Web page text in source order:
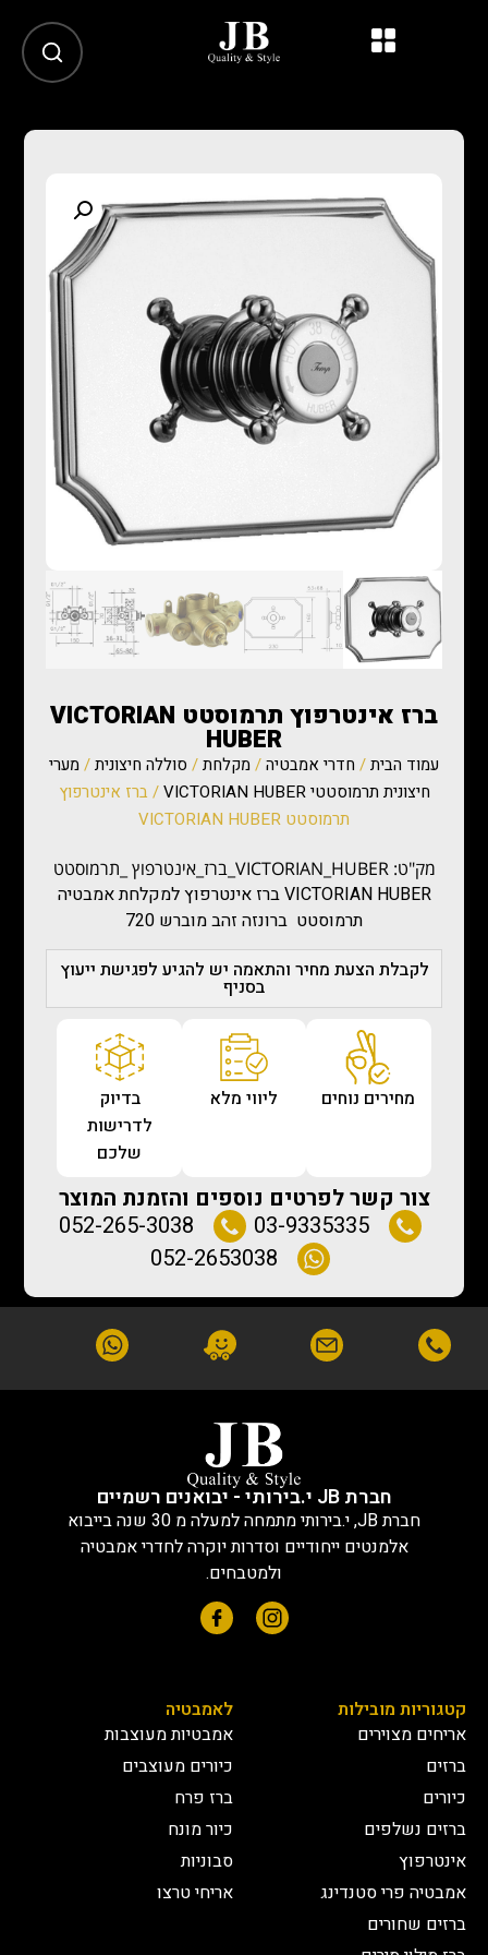
ברז אינטרפוץ תרמוסטט VICTORIAN
HUBER
עמוד הבית/ חדרי אמבטיה/ מקלחת/ סוללה חיצונית/ מערי
חיצונית תרמוסטטי VICTORIAN HUBER
/ ברז אינטרפוץ
תרמוסטט VICTORIAN HUBER
מק"ט: VICTORIAN_HUBER_ברז_אינטרפוץ _תרמוסטט
VICTORIAN HUBER ברז אינטרפוץ למקלחת אמבטיה
תרמוסטט ברונזה זהב מוברש 720
לקבלת הצעת מחיר והתאמה יש להגיע לפגישת ייעוץ
בסניף
מחירים נוחים ליווי מלא
בדיוק
לדרישות
שלכם
צור קשר לפרטים נוספים והזמנת המוצר
03-9335335
052-265-3038
052-2653038
חברת JB י.בירותי - יבואנים רשמיים
חברת JB, י.בירותי מתמחה למעלה מ 30 שנה בייבוא
אלמנטים ייחודיים וסדרות יוקרה לחדרי אמבטיה
ולמטבחים.
קטגוריות מובילות
אריחים מצוירים
ברזים
כיורים
ברזים נשלפים
אינטרפוץ
אמבטיה פרי סטנדינג
ברזים שחורים
לאמבטיה
אמבטיות מעוצבות
כיורים מעוצבים
ברז פרח
כיור מונח
סבוניות
אריחי טרצו